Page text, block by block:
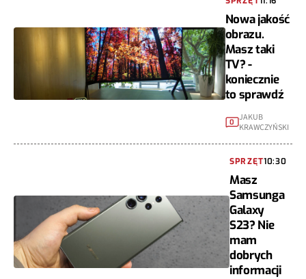
Nowa jakość
obrazu.
Masz taki
TV? -
koniecznie
to sprawdź
0 JAKUB
KRAWCZYŃSKI
SPRZĘT10:30
Masz
Samsunga
Galaxy
S23? Nie
mam
dobrych
informacji